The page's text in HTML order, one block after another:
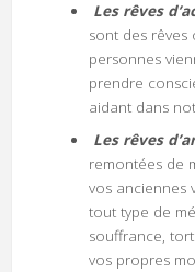
Les rêves
sont des rêves
personnes
prendre
aidant dans
Les rêves
remontées de
vos anciennes
tout type de
souffrance,
vos propres